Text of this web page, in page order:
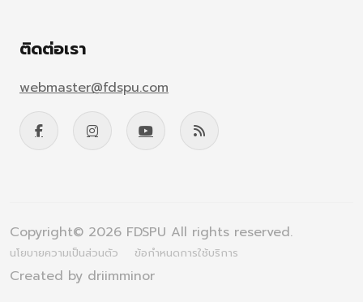
ติดต่อเรา
webmaster@fdspu.com
Copyright© 2026 FDSPU All rights reserved.
นโยบายความเป็นส่วนตัว ข้อกำหนดการใช้บริการ
Created by driimminor